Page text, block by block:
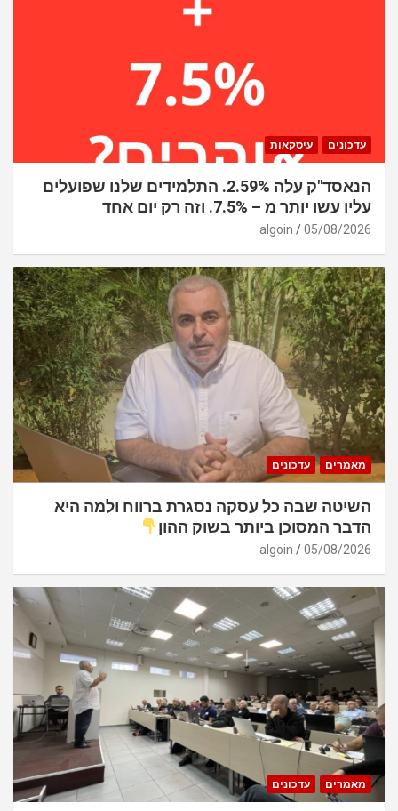
עדכונים עיסקאות
הנאסד"ק עלה 2.59%. התלמידים שלנו שפועלים
עליו עשו יותר מ – 7.5%. וזה רק יום אחד
05/08/2026
algoin
מאמרים עדכונים
השיטה שבה כל עסקה נסגרת ברווח ולמה היא
הדבר המסוכן ביותר בשוק ההון
05/08/2026
algoin
מאמרים עדכונים